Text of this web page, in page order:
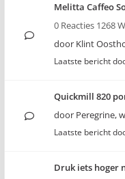
Melitta Caffeo
0 Reacties 1268
door Klint
Laatste bericht
Quickmill 820
door Peregrine,
Laatste bericht
Druk iets hoger